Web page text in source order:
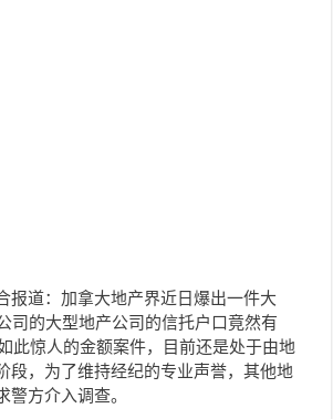
报道：加拿大地产界近日爆出一件大
司的大型地产公司的信托户口竟然有
此惊人的金额案件，目前还是处于由地
段，为了维持经纪的专业声誉，其他地
警方介入调查。